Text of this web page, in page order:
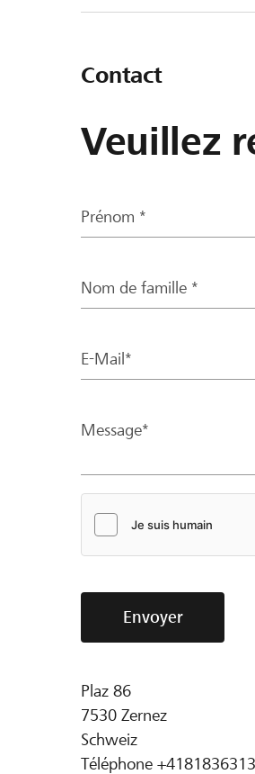
Contact
Veuillez
Prénom *
Nom de famille *
E-Mail*
Message*
Envoyer
Plaz 86
7530 Zernez
Schweiz
Téléphone